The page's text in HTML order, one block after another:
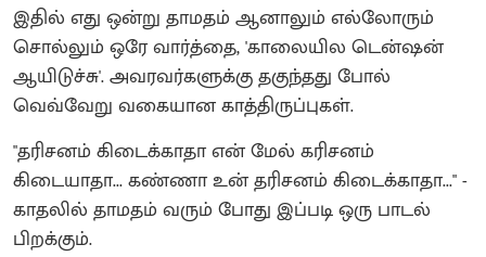
இதில் எது ஒன்று தாமதம் ஆனாலும் எல்லோரும்
சொல்லும் ஒரே வார்த்தை, 'காலையில டென்ஷன்
ஆயிடுச்சு'. அவரவர்களுக்கு தகுந்தது போல்
வெவ்வேறு வகையான காத்திருப்புகள்.
"தரிசனம் கிடைக்காதா என் மேல் கரிசனம்
கிடையாதா... கண்ணா உன் தரிசனம் கிடைக்காதா..." -
காதலில் தாமதம் வரும் போது இப்படி ஒரு பாடல்
பிறக்கும்.